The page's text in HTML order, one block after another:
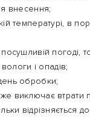
внесення;
температурі, в
погоді,
і опадів;
обробки;
виключає втрати
відрізняється